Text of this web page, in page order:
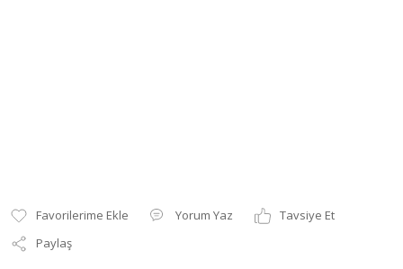
Yorum Yaz
Tavsiye Et
Paylaş